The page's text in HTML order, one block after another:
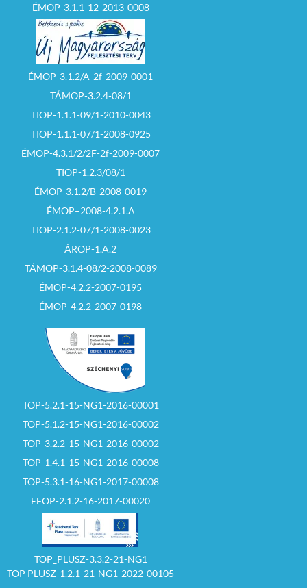
ÉMOP-3.1.1-12-2013-0008
ÉMOP-3.1.2/A-2f-2009-0001
TÁMOP-3.2.4-08/1
TIOP-1.1.1-09/1-2010-0043
TIOP-1.1.1-07/1-2008-0925
ÉMOP-4.3.1/2/2F-2f-2009-0007
TIOP-1.2.3/08/1
ÉMOP-3.1.2/B-2008-0019
ÉMOP–2008-4.2.1.A
TIOP-2.1.2-07/1-2008-0023
ÁROP-1.A.2
TÁMOP-3.1.4-08/2-2008-0089
ÉMOP-4.2.2-2007-0195
ÉMOP-4.2.2-2007-0198
TOP-5.2.1-15-NG1-2016-00001
TOP-5.1.2-15-NG1-2016-00002
TOP-3.2.2-15-NG1-2016-00002
TOP-1.4.1-15-NG1-2016-00008
TOP-5.3.1-16-NG1-2017-00008
EFOP-2.1.2-16-2017-00020
TOP_PLUSZ-3.3.2-21-NG1
TOP PLUSZ-1.2.1-21-NG1-2022-00105